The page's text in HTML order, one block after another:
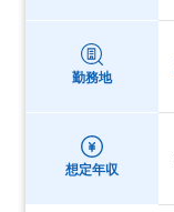
勤務地
想定年収